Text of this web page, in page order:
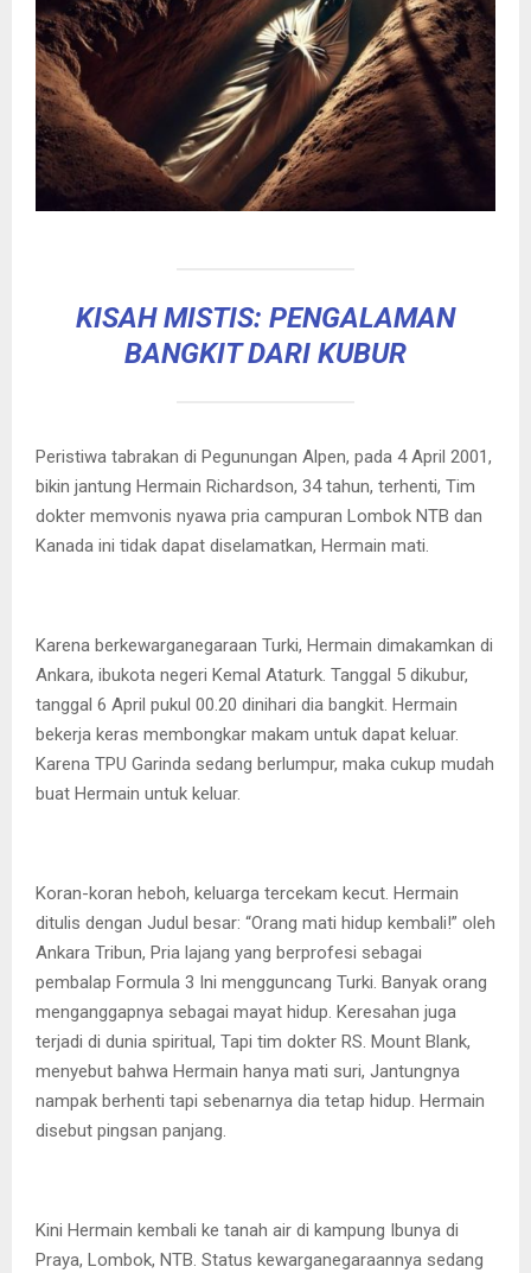
KISAH MISTIS: PENGALAMAN
BANGKIT DARI KUBUR
Peristiwa tabrakan di Pegunungan Alpen, pada 4 April 2001,
bikin jantung Hermain Richardson, 34 tahun, terhenti, Tim
dokter memvonis nyawa pria campuran Lombok NTB dan
Kanada ini tidak dapat diselamatkan, Hermain mati.
Karena berkewarganegaraan Turki, Hermain dimakamkan di
Ankara, ibukota negeri Kemal Ataturk. Tanggal 5 dikubur,
tanggal 6 April pukul 00.20 dinihari dia bangkit. Hermain
bekerja keras membongkar makam untuk dapat keluar.
Karena TPU Garinda sedang berlumpur, maka cukup mudah
buat Hermain untuk keluar.
Koran-koran heboh, keluarga tercekam kecut. Hermain
ditulis dengan Judul besar: “Orang mati hidup kembali!” oleh
Ankara Tribun, Pria lajang yang berprofesi sebagai
pembalap Formula 3 Ini mengguncang Turki. Banyak orang
menganggapnya sebagai mayat hidup. Keresahan juga
terjadi di dunia spiritual, Tapi tim dokter RS. Mount Blank,
menyebut bahwa Hermain hanya mati suri, Jantungnya
nampak berhenti tapi sebenarnya dia tetap hidup. Hermain
disebut pingsan panjang.
Kini Hermain kembali ke tanah air di kampung Ibunya di
Praya, Lombok, NTB. Status kewarganegaraannya sedang